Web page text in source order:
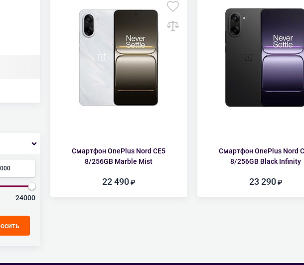
24000
Смартфон OnePlus Nord CE5
8/256GB Marble Mist
22 490
Смартфон OnePlus Nord
8/256GB Black Infinity
23 290